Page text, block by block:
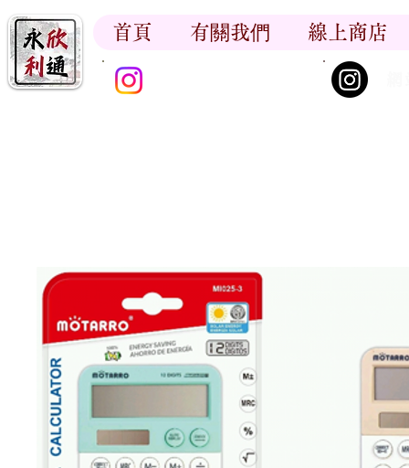
首頁 有關我們 線上商店